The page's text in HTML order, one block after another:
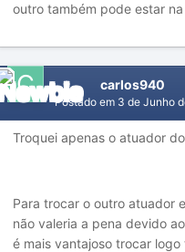
outro também pode estar
carlos940
Postado em 3 de Junho
Troquei apenas o atuador
Para trocar o outro atuador
não valeria a pena devido
é mais vantajoso trocar